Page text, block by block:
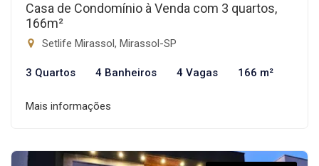
Casa de Condomínio à Venda com 3 quartos,
166m²
Setlife Mirassol, Mirassol-SP
3 Quartos 4 Banheiros 4 Vagas 166 m²
Mais informações